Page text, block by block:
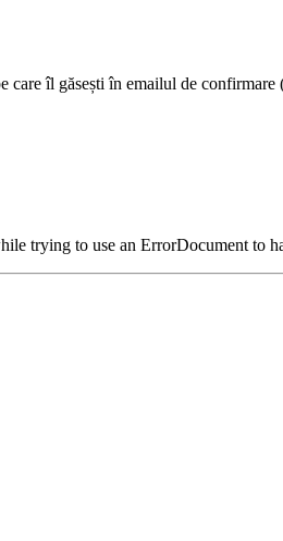
îl găsești în emailul de confirmare